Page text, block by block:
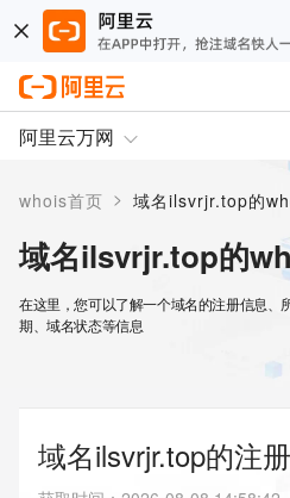
阿里云万网
whois首页 > 域名ilsvrjr.top的
域名ilsvrjr.top的
在这里，您可以了解一个域名的注册信息、
期、域名状态等信息
域名ilsvrjr.top的注